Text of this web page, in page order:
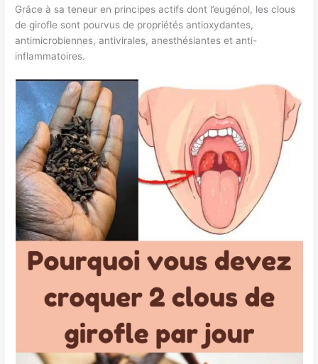
Grâce à sa teneur en principes actifs dont l’eugénol, les clous
de girofle sont pourvus de propriétés antioxydantes,
antimicrobiennes, antivirales, anesthésiantes et anti-
inflammatoires.